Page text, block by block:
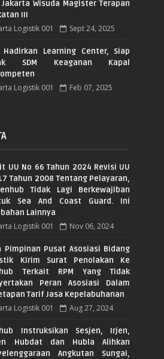
Jakarta Wisuda Magister Terapan
III
Logistik 001 Sept 24, 2025
Hadirkan Learning Center, Siap
SDM Keaganan Kapal
Logistik 001 Feb 07, 2025
UU No 66 Tahun 2024 Revisi UU
Tahun 2008 Tentang Pelayaran,
Tidak Lagi Berkewajiban
Sea And Coast Guard. Ini
Lainnya
Logistik 001 Nov 06, 2024
Pimpinan Pusat Asosiasi Bidang
Kirim Surat Penolakan Ke
Terkait RPM Yang Tidak
Peran Asosiasi Dalam
Tarif Jasa Kepelabuhanan
Logistik 001 Aug 27, 2024
Instruksikan Sesjen, Irjen,
Hubdat dan Hubla Alihkan
Angkutan Sungai,